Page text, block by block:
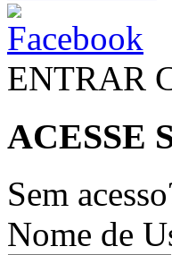
ENTRAR
ACESSE
Sem
Nome de